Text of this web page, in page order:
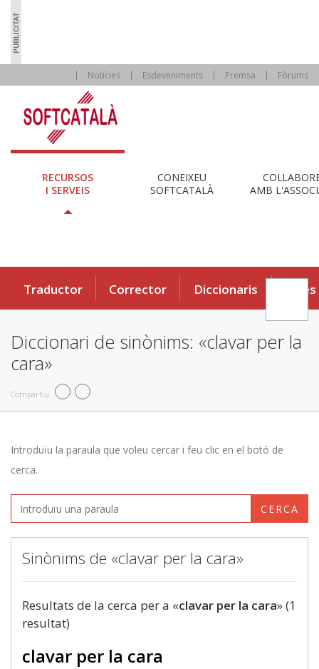
Notícies Esdeveniments Premsa Fòrums
RECURSOS
I SERVEIS
CONEIXEU
SOFTCATALÀ
AMB
Traductor Corrector Diccionaris Eines
Diccionari de sinònims: «clavar per la
cara»
Compartiu
Introduïu la paraula que voleu cercar i feu clic en el botó de
cerca.
CERCA
Sinònims de «clavar per la cara»
Resultats de la cerca per a «clavar per la cara» (1
resultat)
clavar per la cara